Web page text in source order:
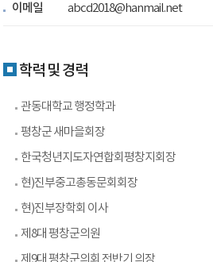
이메일 abcd2018@hanmail.net
학력 및 경력
관동대학교 행정학과
평창군 새마을회장
한국청년지도자연합회평창지회장
현)진부중고총동문회회장
현)진부장학회 이사
제8대 평창군의원
제9대 평창군의회 전반기 의장